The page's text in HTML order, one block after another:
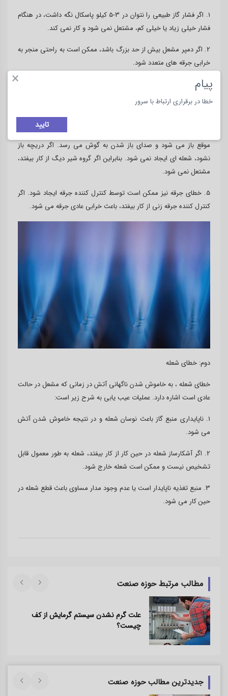
1. اگر فشار گاز طبیعی را نتوان در 3-5 کیلو پاسکال نگه داشت، در هنگام
فشار خیلی زیاد یا خیلی کم، مشتعل نمی شود و کار نمی کند.
2. اگر دمپر مشعل بیش از حد بزرگ باشد، ممکن است به راحتی منجر به
خرابی جرقه های متعدد شود.
3. هنگام استفاده از مشعل، اگر ولتاژ احتراق مشتعل نشود، یا اگر الکترود
احتراق بیش از حد کثیف باشد یا موقعیت آن اشتباه باشد، خرابی جرقه
4. هنگامی که سوپاپ به طور معمول مشتعل می شود، گروه سوپاپ به
موقع باز می شود و صدای باز شدن به گوش می رسد. اگر دریچه باز
نشود، شعله ای ایجاد نمی شود. بنابراین اگر گروه شیر دیگ از کار بیفتد،
مشتعل نمی شود.
5. خطای جرقه نیز ممکن است توسط کنترل کننده جرقه ایجاد شود. اگر
کنترل کننده جرقه زنی از کار بیفتد، باعث خرابی عادی جرقه می شود.
دوم: خطای شعله
خطای شعله ، به خاموش شدن ناگهانی آتش در زمانی که مشعل در حالت
عادی است اشاره دارد. عملیات عیب یابی به شرح زیر است:
1. ناپایداری منبع گاز باعث نوسان شعله و در نتیجه خاموش شدن آتش
می شود.
2. اگر آشکارساز شعله در حین کار از کار بیفتد، شعله به طور معمول قابل
تشخیص نیست و ممکن است شعله خارج شود.
3. منبع تغذیه ناپایدار است یا عدم وجود مدار مساوی باعث قطع شعله در
حین کار می شود.
مطالب مرتبط حوزه صنعت
علت گرم نشدن سیستم گرمایش از کف
چیست؟
جدیدترین مطالب حوزه صنعت
× پیام
خطا در برقراری ارتباط با سرور
تایید